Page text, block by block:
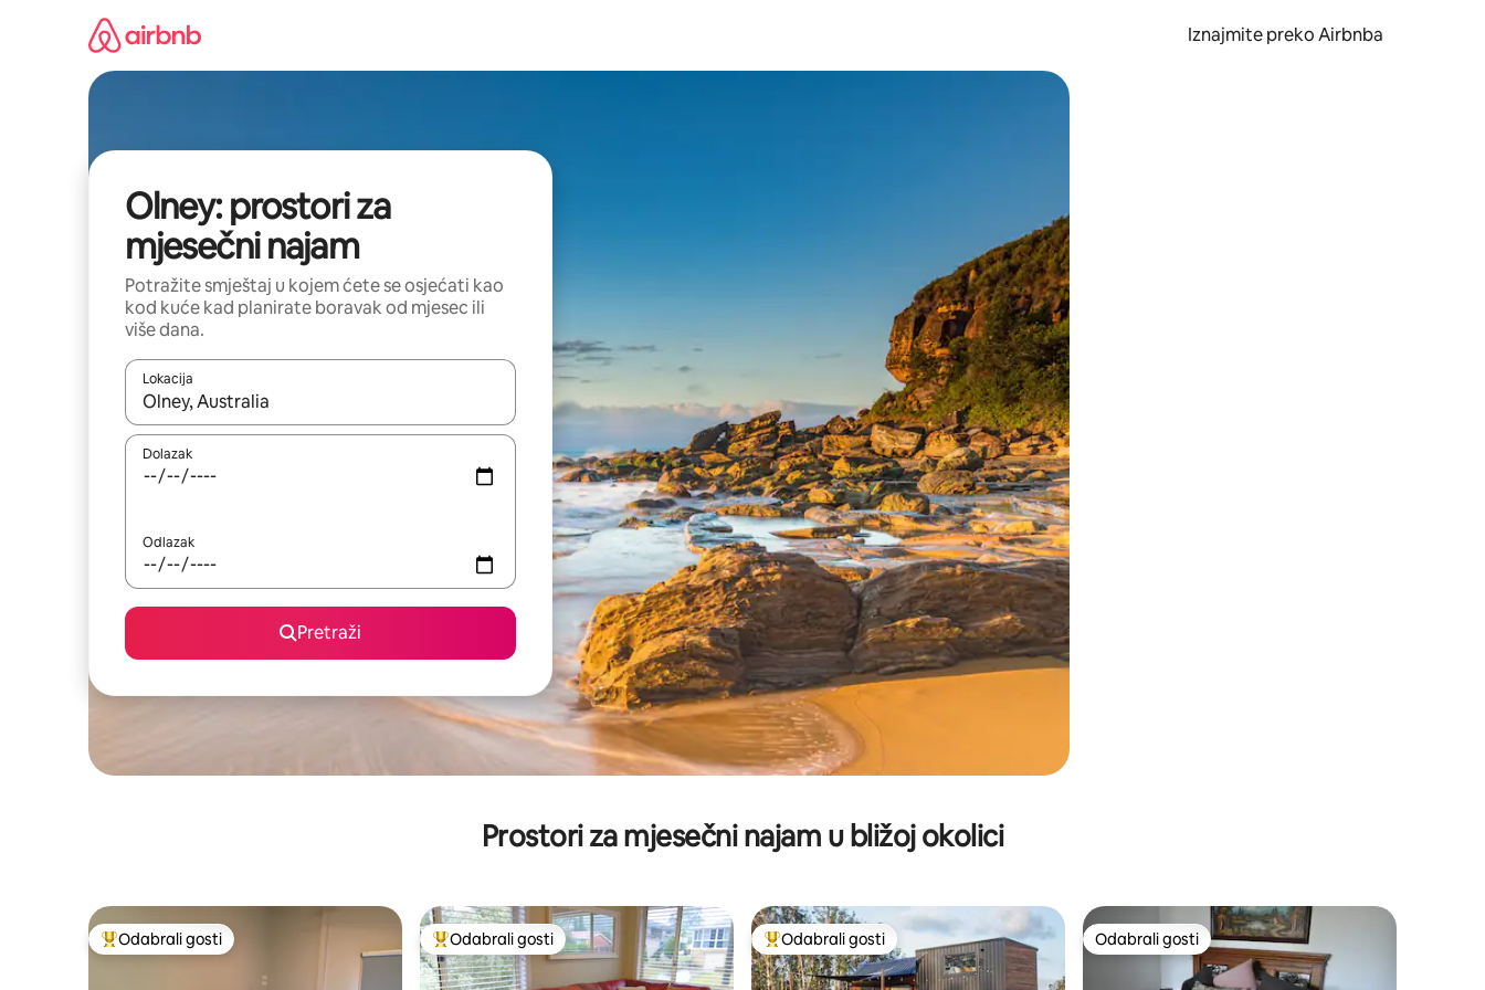
Iznajmite preko Airbnba
Olney: prostori za
mjesečni najam
Potražite smještaj u kojem ćete se osjećati kao
kod kuće kad planirate boravak od mjesec ili
više dana.
Lokacija
Kada budu dostupni rezultati, moći ćete ih pregledati koristeći se strelicama prema gore i prema dolje, kao i dodirom ili prelaskom prstom po zaslonu.
Dolazak
Odlazak
Pretraži
Prostori za mjesečni najam u bližoj okolici
Među najviše rangiranima s oznakom „Odabrali gosti”
Odabrali gosti Među najviše rangiranima s oznakom „Odabrali gosti”
Odabrali gosti Među najviše rangiranima s oznakom „Odabrali gosti”
Odabrali gosti Odabrali gosti
Odabrali gosti